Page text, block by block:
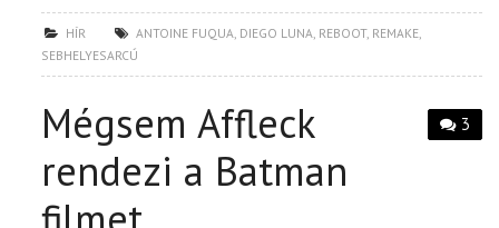
HÍR ANTOINE FUQUA DIEGO LUNA REBOOT, REMAKE
SEBHELYESARCÚ
3
Mégsem Affleck
rendezi a Batman